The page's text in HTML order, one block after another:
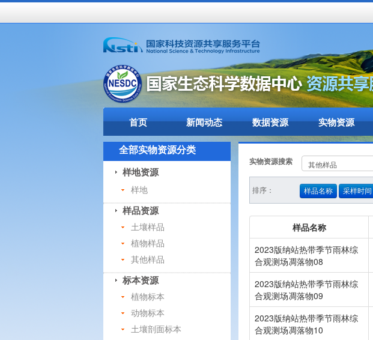
首页 新闻动态 数据资源 实物资源
全部实物资源分类
样地资源
样地
样品资源
土壤样品
植物样品
其他样品
标本资源
植物标本
动物标本
土壤剖面标本
实物资源搜索
排序： 样品名称 采样时间
样品名称
2023版纳站热带季节雨林综
合观测场凋落物08
2023版纳站热带季节雨林综
合观测场凋落物09
2023版纳站热带季节雨林综
合观测场凋落物10